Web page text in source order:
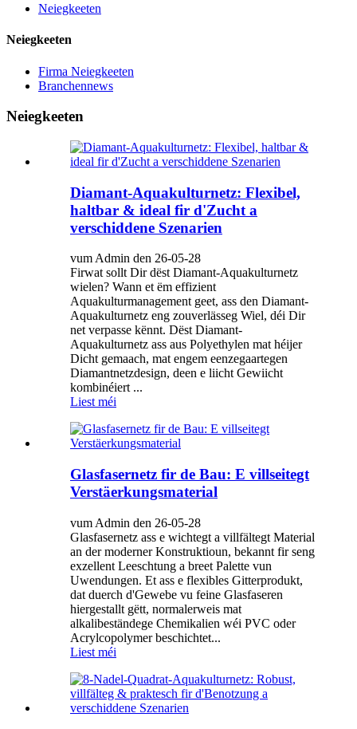
Neiegkeeten
Neiegkeeten
Firma Neiegkeeten
Branchennews
Neiegkeeten
Diamant-Aquakulturnetz: Flexibel,
haltbar & ideal fir d'Zucht a
verschiddene Szenarien
vum Admin den 26-05-28
Firwat sollt Dir dëst Diamant-Aquakulturnetz
wielen? Wann et ëm effizient
Aquakulturmanagement geet, ass den Diamant-
Aquakulturnetz eng zouverlässeg Wiel, déi Dir
net verpasse kënnt. Dëst Diamant-
Aquakulturnetz ass aus Polyethylen mat héijer
Dicht gemaach, mat engem eenzegaartegen
Diamantnetzdesign, deen e liicht Gewiicht
kombinéiert ...
Liest méi
Glasfasernetz fir de Bau: E villseitegt
Verstäerkungsmaterial
vum Admin den 26-05-28
Glasfasernetz ass e wichtegt a villfältegt Material
an der moderner Konstruktioun, bekannt fir seng
exzellent Leeschtung a breet Palette vun
Uwendungen. Et ass e flexibles Gitterprodukt,
dat duerch d'Gewebe vu feine Glasfaseren
hiergestallt gëtt, normalerweis mat
alkalibeständege Chemikalien wéi PVC oder
Acrylcopolymer beschichtet...
Liest méi